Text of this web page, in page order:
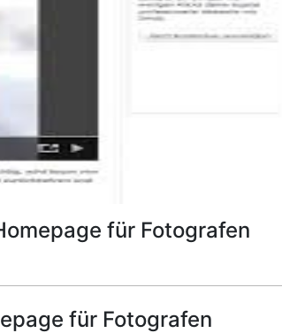
für Fotografen
für Fotografen